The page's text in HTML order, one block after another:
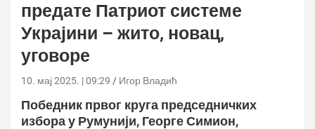
предате Патриот системе
Украјини – жито, новац,
уговоре
10. мај 2025. | 09:29 Игор Владић
Победник првог круга председничких
избора у Румунији, Георге Симион,